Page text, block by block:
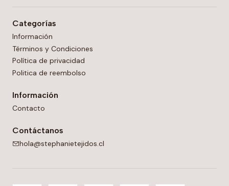
Categorías
Información
Términos y Condiciones
Política de privacidad
Politica de reembolso
Información
Contacto
Contáctanos
hola@stephanietejidos.cl